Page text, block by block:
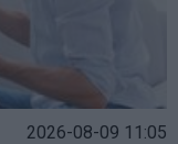
2026-08-09 11:05